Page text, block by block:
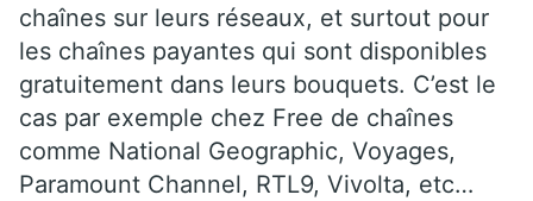
chaînes sur leurs réseaux, et surtout pour
les chaînes payantes qui sont disponibles
gratuitement dans leurs bouquets. C’est le
cas par exemple chez Free de chaînes
comme National Geographic, Voyages,
Paramount Channel, RTL9, Vivolta, etc…